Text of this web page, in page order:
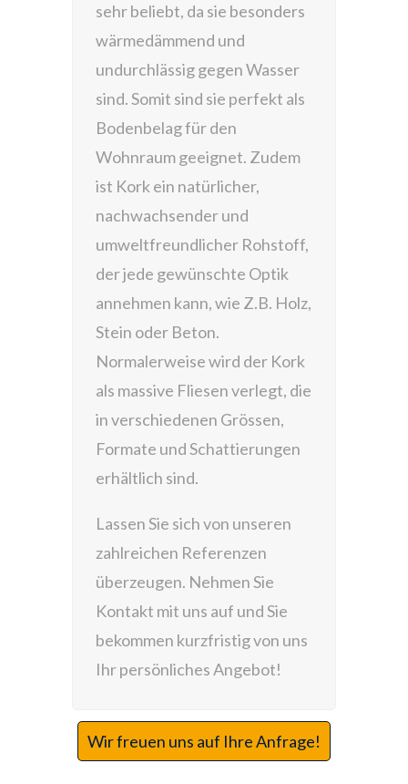
sehr beliebt, da sie besonders
wärmedämmend und
undurchlässig gegen Wasser
sind. Somit sind sie perfekt als
Bodenbelag für den
Wohnraum geeignet. Zudem
ist Kork ein natürlicher,
nachwachsender und
umweltfreundlicher Rohstoff,
der jede gewünschte Optik
annehmen kann, wie Z.B. Holz,
Stein oder Beton.
Normalerweise wird der Kork
als massive Fliesen verlegt, die
in verschiedenen Grössen,
Formate und Schattierungen
erhältlich sind.
Lassen Sie sich von unseren
zahlreichen Referenzen
überzeugen. Nehmen Sie
Kontakt mit uns auf und Sie
bekommen kurzfristig von uns
Ihr persönliches Angebot!
Wir freuen uns auf Ihre Anfrage!